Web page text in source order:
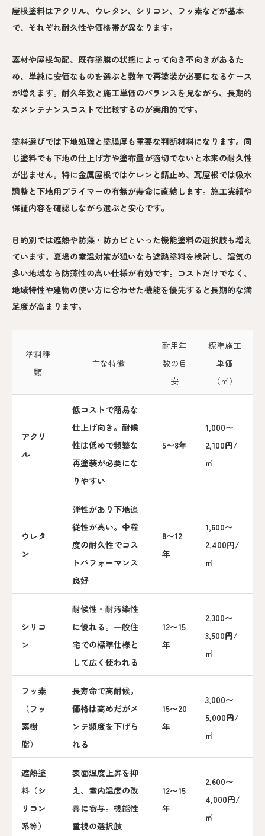
屋根塗料はアクリル、ウレタン、シリコン、フッ素などが基本
で、それぞれ耐久性や価格帯が異なります。
素材や屋根勾配、既存塗膜の状態によって向き不向きがあるた
め、単純に安価なものを選ぶと数年で再塗装が必要になるケース
が増えます。耐久年数と施工単価のバランスを見ながら、長期的
なメンテナンスコストで比較するのが実用的です。
塗料選びでは下地処理と塗膜厚も重要な判断材料になります。同
じ塗料でも下地の仕上げ方や塗布量が適切でないと本来の耐久性
が出ません。特に金属屋根ではケレンと錆止め、瓦屋根では吸水
調整と下地用プライマーの有無が寿命に直結します。施工実績や
保証内容を確認しながら選ぶと安心です。
目的別では遮熱や防藻・防カビといった機能塗料の選択肢も増え
ています。夏場の室温対策が狙いなら遮熱塗料を検討し、湿気の
多い地域なら防藻性の高い仕様が有効です。コストだけでなく、
地域特性や建物の使い方に合わせた機能を優先すると長期的な満
足度が高まります。
塗料種
類
主な特徴
耐用年
数の目
安
標準施工
単価
（㎡）
アクリ
ル
低コストで簡易な
仕上げ向き。耐候
性は低めで頻繁な
再塗装が必要にな
りやすい
5〜8年
1,000〜
2,100円/
㎡
ウレタ
ン
弾性があり下地追
従性が高い。中程
度の耐久性でコス
トパフォーマンス
良好
8〜12
年
1,600〜
2,400円/
㎡
シリコ
ン
耐候性・耐汚染性
に優れる。一般住
宅での標準仕様と
して広く使われる
12〜15
年
2,300〜
3,500円/
㎡
フッ素
（フッ
素樹
脂）
長寿命で高耐候。
価格は高めだがメ
ンテ頻度を下げら
れる
15〜20
年
3,000〜
5,000円/
㎡
遮熱塗
料（シ
リコン
系等）
表面温度上昇を抑
え、室内温度の改
善に寄与。機能性
重視の選択肢
12〜15
年
2,600〜
4,000円/
㎡